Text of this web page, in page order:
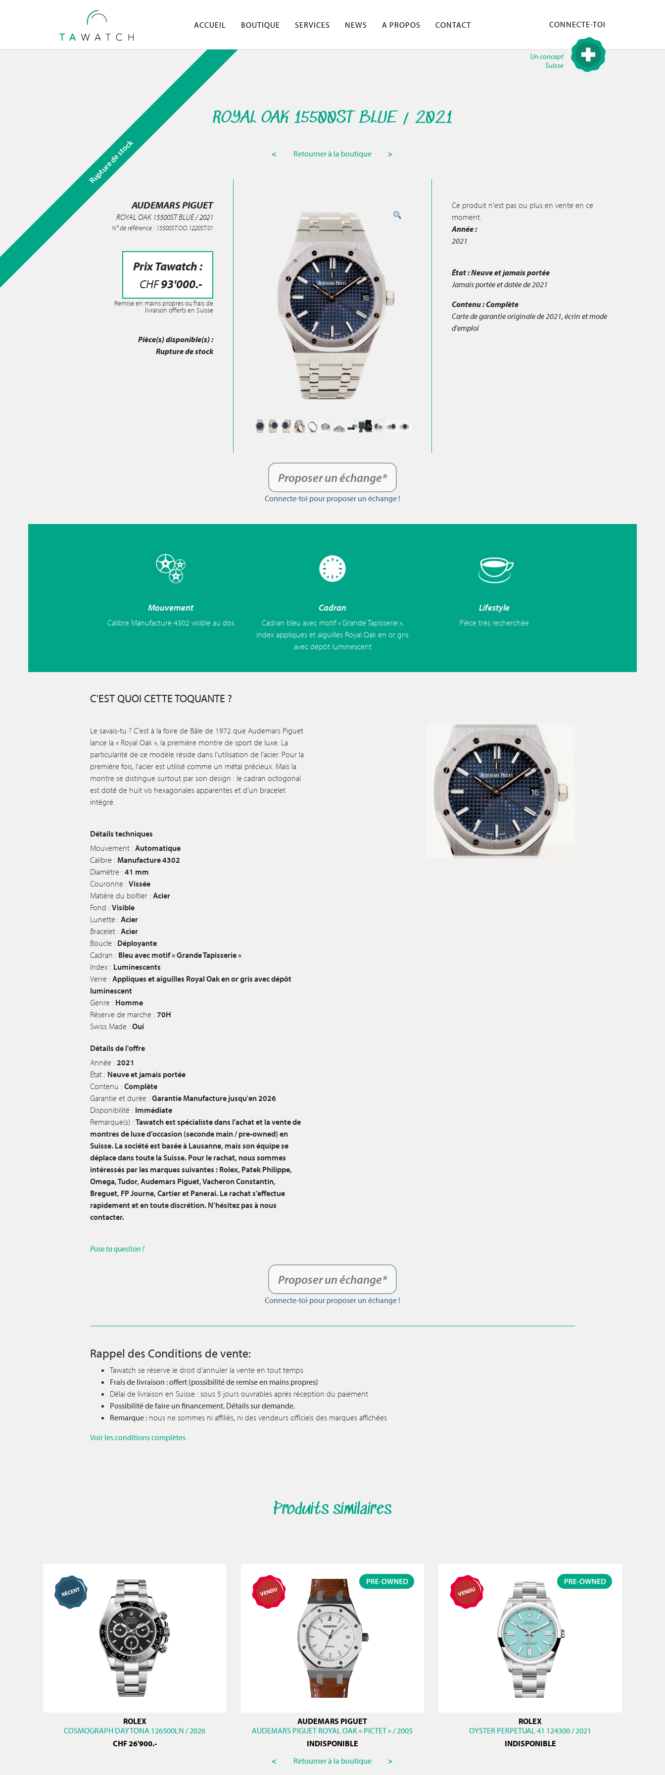
ACCUEIL
BOUTIQUE SERVICES NEWS A PROPOS CONTACT CONNECTE-TOI
Un concept
Suisse
ROYAL OAK 15500ST BLUE / 2021
< Retourner à la boutique >
AUDEMARS PIGUET
ROYAL OAK 15500ST BLUE / 2021
N° de référence : 15500ST.OO.1220ST.01
Prix Tawatch :
CHF93'000.-
Remise en mains propres ou frais de
livraison offerts en Suisse
Pièce(s) disponible(s) :
Rupture de stock
Rupture de stock
Ce produit n'est pas ou plus en vente en ce
moment.
Année :
2021
État :Neuve et jamais portée
Jamais portée et datée de 2021
Contenu :Complète
Carte de garantie originale de 2021, écrin et mode
d'emploi
Proposer un échange*
Connecte-toi pour proposer un échange !
Mouvement
Calibre Manufacture 4302 visible au dos
Cadran
Cadran bleu avec motif « Grande Tapisserie »,
index appliques et aiguilles Royal Oak en or gris
avec dépôt luminescent
Lifestyle
Pièce très recherchée
C'EST QUOI CETTE TOQUANTE ?
Le savais-tu ? C'est à la foire de Bâle de 1972 que Audemars Piguet
lance la « Royal Oak », la première montre de sport de luxe. La
particularité de ce modèle réside dans l'utilisation de l'acier. Pour la
première fois, l'acier est utilisé comme un métal précieux. Mais la
montre se distingue surtout par son design : le cadran octogonal
est doté de huit vis hexagonales apparentes et d'un bracelet
intégré.
Détails techniques
Mouvement : Automatique
Calibre : Manufacture 4302
Diamètre : 41 mm
Couronne : Vissée
Matière du boîtier : Acier
Fond : Visible
Lunette : Acier
Bracelet : Acier
Boucle : Déployante
Cadran : Bleu avec motif « Grande Tapisserie »
Index : Luminescents
Verre : Appliques et aiguilles Royal Oak en or gris avec dépôt
luminescent
Genre : Homme
Réserve de marche : 70H
Swiss Made : Oui
Détails de l'offre
Année : 2021
État : Neuve et jamais portée
Contenu : Complète
Garantie et durée : Garantie Manufacture jusqu'en 2026
Disponibilité : Immédiate
Remarque(s) : Tawatch est spécialiste dans l'achat et la vente de
montres de luxe d’occasion (seconde main / pre-owned) en
Suisse. La société est basée à Lausanne, mais son équipe se
déplace dans toute la Suisse. Pour le rachat, nous sommes
intéressés par les marques suivantes : Rolex, Patek Philippe,
Omega, Tudor, Audemars Piguet, Vacheron Constantin,
Breguet, FP Journe, Cartier et Panerai. Le rachat s’effectue
rapidement et en toute discrétion. N’hésitez pas à nous
contacter.
Pose ta question !
Proposer un échange*
Connecte-toi pour proposer un échange !
Rappel des Conditions de vente:
Tawatch se réserve le droit d’annuler la vente en tout temps
Frais de livraison : offert (possibilité de remise en mains propres)
Délai de livraison en Suisse : sous 5 jours ouvrables après réception du paiement
Possibilité de faire un financement. Détails sur demande.
Remarque : nous ne sommes ni affiliés, ni des vendeurs officiels des marques affichées
Voir les conditions complètes
Produits similaires
ROLEX
COSMOGRAPH DAYTONA 126500LN / 2026
CHF26'900.-
AUDEMARS PIGUET
AUDEMARS PIGUET ROYAL OAK « PICTET » / 2005
INDISPONIBLE
ROLEX
OYSTER PERPETUAL 41 124300 / 2021
INDISPONIBLE
<
Retourner à la boutique >